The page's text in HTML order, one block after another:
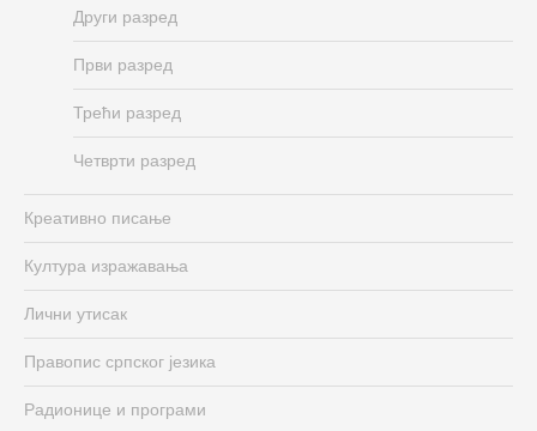
Други разред
Први разред
Трећи разред
Четврти разред
Креативно писање
Култура изражавања
Лични утисак
Правопис српског језика
Радионице и програми